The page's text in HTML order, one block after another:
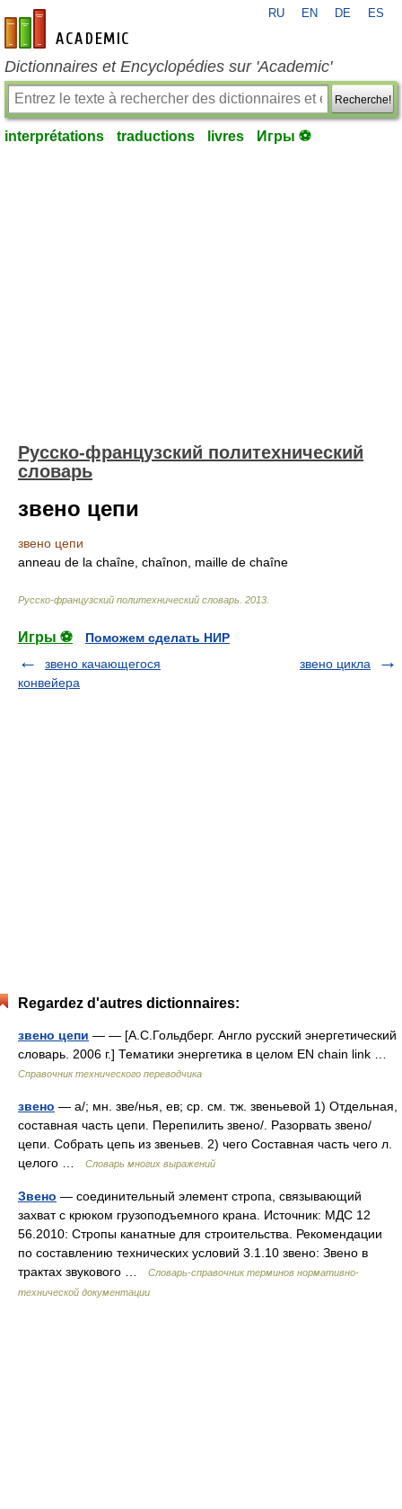
fr-academic.com
RU EN DE ES
Dictionnaires et Encyclopédies sur 'Academic'
Recherche!
interprétations traductions livres Игры ⚽
Русско-французский политехнический
словарь
звено цепи
звено цепи
anneau de la chaîne, chaînon, maille de chaîne
Русско-французский политехнический словарь 2013
Игры ⚽
Поможем сделать НИР
звено качающегося
конвейера
звено цикла
Regardez d'autres dictionnaires:
звено цепи — — [А.С.Гольдберг. Англо русский энергетический
словарь. 2006 г.] Тематики энергетика в целом EN chain link …
Справочник технического переводчика
звено — а/; мн. зве/нья, ев; ср. см. тж. звеньевой 1) Отдельная,
составная часть цепи. Перепилить звено/. Разорвать звено/
цепи. Собрать цепь из звеньев. 2) чего Составная часть чего л.
целого …
Словарь многих выражений
Звено — соединительный элемент стропа, связывающий
захват с крюком грузоподъемного крана. Источник: МДС 12
56.2010: Стропы канатные для строительства. Рекомендации
по составлению технических условий 3.1.10 звено: Звено в
трактах звукового …
Словарь-справочник терминов нормативно-
технической документации